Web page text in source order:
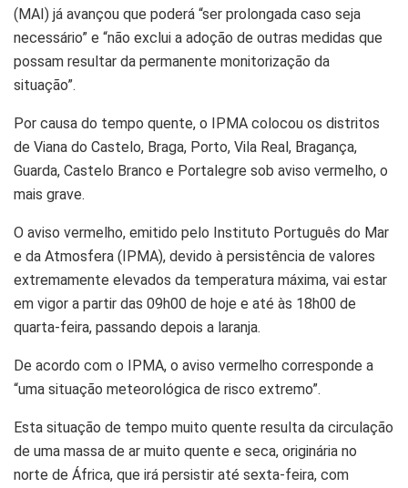
(MAI) já avançou que poderá “ser prolongada caso seja
necessário” e “não exclui a adoção de outras medidas que
possam resultar da permanente monitorização da
situação”.
Por causa do tempo quente, o IPMA colocou os distritos
de Viana do Castelo, Braga, Porto, Vila Real, Bragança,
Guarda, Castelo Branco e Portalegre sob aviso vermelho, o
mais grave.
O aviso vermelho, emitido pelo Instituto Português do Mar
e da Atmosfera (IPMA), devido à persistência de valores
extremamente elevados da temperatura máxima, vai estar
em vigor a partir das 09h00 de hoje e até às 18h00 de
quarta-feira, passando depois a laranja.
De acordo com o IPMA, o aviso vermelho corresponde a
“uma situação meteorológica de risco extremo”.
Esta situação de tempo muito quente resulta da circulação
de uma massa de ar muito quente e seca, originária no
norte de África, que irá persistir até sexta-feira, com